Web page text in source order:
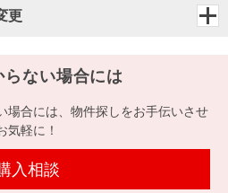
更
ない場合には
場合には、物件探しをお手伝いさせ
気軽に！
入相談